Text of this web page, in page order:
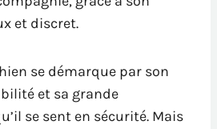
et discret.
se démarque par son
et sa grande
se sent en sécurité. Mais